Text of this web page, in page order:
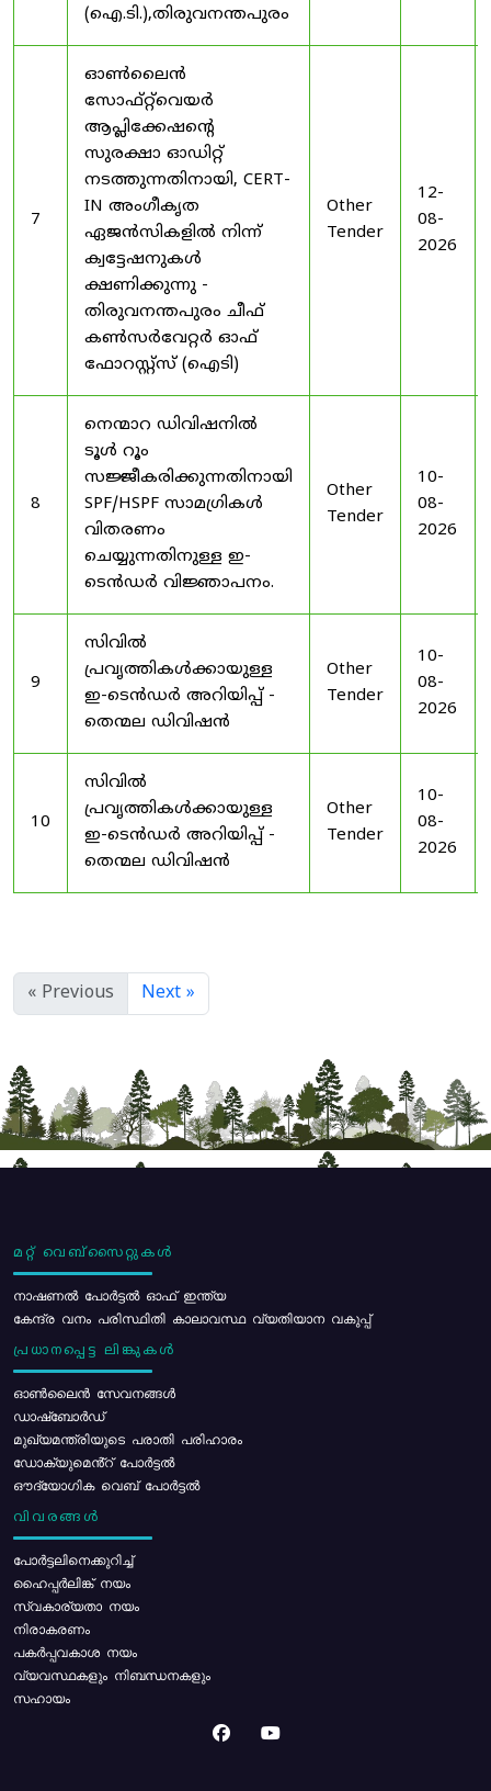
(ഐ.ടി.),തിരുവനന്തപുരം
7
ഓൺലൈൻ
സോഫ്റ്റ്‌വെയർ
ആപ്ലിക്കേഷന്റെ
സുരക്ഷാ ഓഡിറ്റ്
നടത്തുന്നതിനായി, CERT-
IN അംഗീകൃത
ഏജൻസികളിൽ നിന്ന്
ക്വട്ടേഷനുകൾ
ക്ഷണിക്കുന്നു -
തിരുവനന്തപുരം ചീഫ്
കൺസർവേറ്റർ ഓഫ്
ഫോറസ്റ്റ്സ് (ഐടി)
Other
Tender
12-
08-
2026
8
നെന്മാറ ഡിവിഷനിൽ
ടൂൾ റൂം
സജ്ജീകരിക്കുന്നതിനായി
SPF/HSPF സാമഗ്രികൾ
വിതരണം
ചെയ്യുന്നതിനുള്ള ഇ-
ടെൻഡർ വിജ്ഞാപനം.
Other
Tender
10-
08-
2026
9
സിവിൽ
പ്രവൃത്തികൾക്കായുള്ള
ഇ-ടെൻഡർ അറിയിപ്പ് -
തെന്മല ഡിവിഷൻ
Other
Tender
10-
08-
2026
10
സിവിൽ
പ്രവൃത്തികൾക്കായുള്ള
ഇ-ടെൻഡർ അറിയിപ്പ് -
തെന്മല ഡിവിഷൻ
Other
Tender
10-
08-
2026
« Previous Next »
മറ്റ് വെബ്സൈറ്റുകൾ
നാഷണൽ പോർട്ടൽ ഓഫ് ഇന്ത്യ
കേന്ദ്ര വനം പരിസ്ഥിതി കാലാവസ്ഥ വ്യതിയാന വകുപ്പ്
പ്രധാനപ്പെട്ട ലിങ്കുകൾ
ഓൺലൈൻ സേവനങ്ങൾ
ഡാഷ്ബോർഡ്
മുഖ്യമന്ത്രിയുടെ പരാതി പരിഹാരം
ഡോക്യുമെൻ്റ് പോർട്ടൽ
ഔദ്യോഗിക വെബ് പോർട്ടൽ
വിവരങ്ങൾ
പോര്‍ട്ടലിനെക്കുറിച്ച്
ഹൈപ്പർലിങ്ക് നയം
സ്വകാര്യതാ നയം
നിരാകരണം
പകർപ്പവകാശ നയം
വ്യവസ്ഥകളും നിബന്ധനകളും
സഹായം